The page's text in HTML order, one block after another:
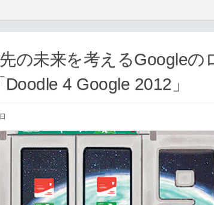
の未来を考えるGoogleの
Doodle 4 Google 2012」